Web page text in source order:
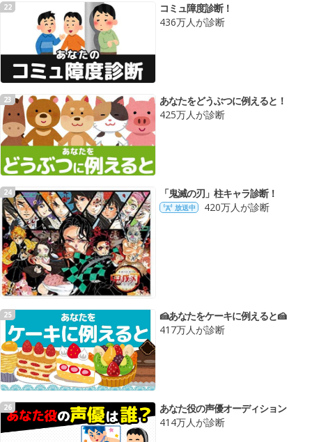
22
コミュ障度診断！
436万人が診断
23
あなたをどうぶつに例えると！
425万人が診断
24 「鬼滅の刃」柱キャラ診断！
放送中 420万人が診断
25
🍰あなたをケーキに例えると🍰
417万人が診断
26
あなた役の声優オーディション
414万人が診断